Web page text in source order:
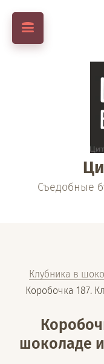
Съедобные
Клубника в
Коробочка 187.
шоколаде